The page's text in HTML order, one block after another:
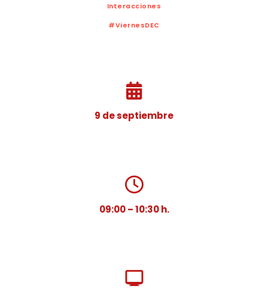
Interacciones
#ViernesDEC
9 de septiembre
09:00 – 10:30 h.